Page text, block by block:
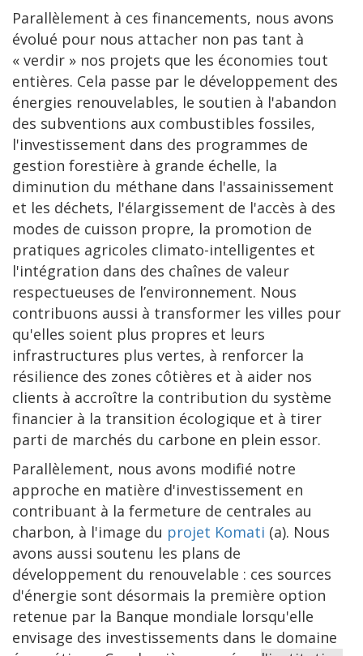
Parallèlement à ces financements, nous avons
évolué pour nous attacher non pas tant à
« verdir » nos projets que les économies tout
entières. Cela passe par le développement des
énergies renouvelables, le soutien à l'abandon
des subventions aux combustibles fossiles,
l'investissement dans des programmes de
gestion forestière à grande échelle, la
diminution du méthane dans l'assainissement
et les déchets, l'élargissement de l'accès à des
modes de cuisson propre, la promotion de
pratiques agricoles climato-intelligentes et
l'intégration dans des chaînes de valeur
respectueuses de l’environnement. Nous
contribuons aussi à transformer les villes pour
qu'elles soient plus propres et leurs
infrastructures plus vertes, à renforcer la
résilience des zones côtières et à aider nos
clients à accroître la contribution du système
financier à la transition écologique et à tirer
parti de marchés du carbone en plein essor.
Parallèlement, nous avons modifié notre
approche en matière d'investissement en
contribuant à la fermeture de centrales au
charbon, à l'image du projet Komati (a). Nous
avons aussi soutenu les plans de
développement du renouvelable : ces sources
d'énergie sont désormais la première option
retenue par la Banque mondiale lorsqu'elle
envisage des investissements dans le domaine